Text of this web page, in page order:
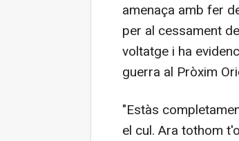
amenaça amb fer
per al cessament
voltatge i ha
guerra al Pròxim
"Estàs
el cul. Ara tothom